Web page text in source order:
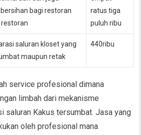
bagi restoran
restoran
ratus tiga
puluh ribu
saluran kloset yang
maupun retak
440ribu
service profesional dimana
limbah dari mekanisme
saluran Kakus tersumbat. Jasa yang
oleh profesional mana